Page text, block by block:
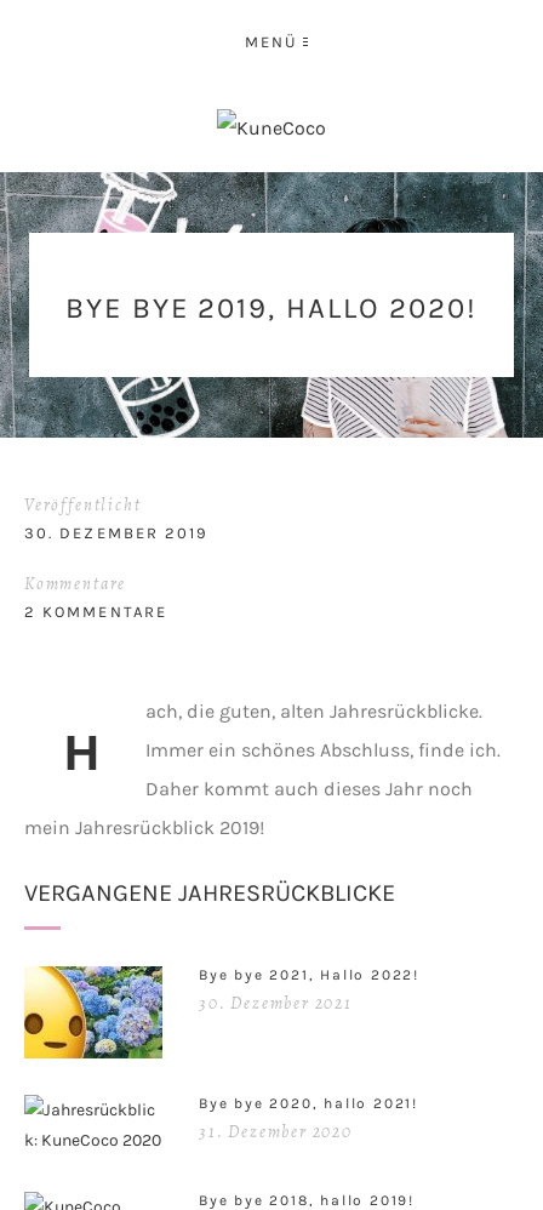
MENÜ
BYE BYE 2019, HALLO 2020!
Veröffentlicht
30. DEZEMBER 2019
Kommentare
2 KOMMENTARE
H
ach, die guten, alten Jahresrückblicke.
Immer ein schönes Abschluss, finde ich.
Daher kommt auch dieses Jahr noch
mein Jahresrückblick 2019!
VERGANGENE JAHRESRÜCKBLICKE
Bye bye 2021, Hallo 2022!
30. Dezember 2021
Bye bye 2020, hallo 2021!
31. Dezember 2020
Bye bye 2018, hallo 2019!